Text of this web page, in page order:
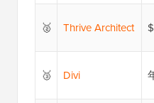
🥈 Thrive Architect
🥉 Divi